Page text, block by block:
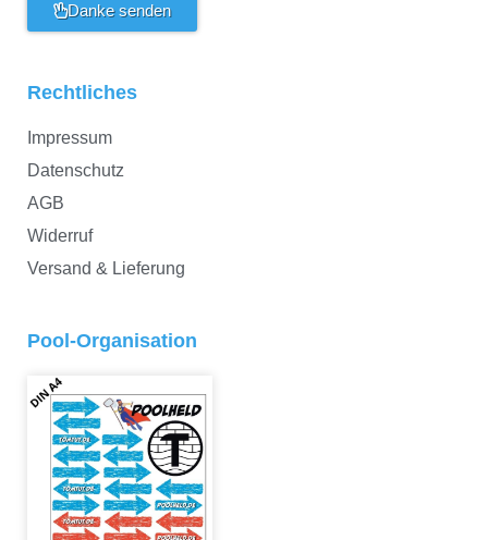
Danke senden
Rechtliches
Impressum
Datenschutz
AGB
Widerruf
Versand & Lieferung
Pool-Organisation